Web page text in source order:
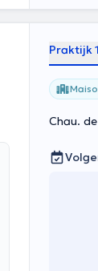
Praktijk 1
Chau.